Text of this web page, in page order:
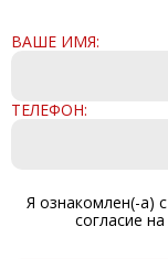
ВАШЕ ИМЯ:
ТЕЛЕФОН:
Я ознакомлен(-а) с
согласие на